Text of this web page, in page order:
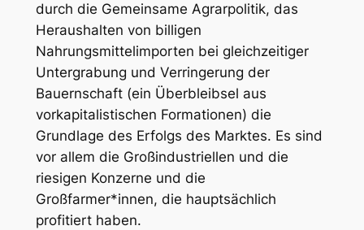
durch die Gemeinsame Agrarpolitik, das
Heraushalten von billigen
Nahrungsmittelimporten bei gleichzeitiger
Untergrabung und Verringerung der
Bauernschaft (ein Überbleibsel aus
vorkapitalistischen Formationen) die
Grundlage des Erfolgs des Marktes. Es sind
vor allem die Großindustriellen und die
riesigen Konzerne und die
Großfarmer*innen, die hauptsächlich
profitiert haben.